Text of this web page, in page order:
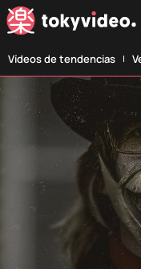
Vídeos de tendencias